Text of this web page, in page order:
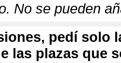
No se pueden
pedí solo
las plazas que